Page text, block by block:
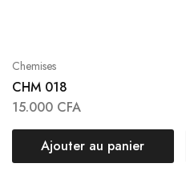
Chemises
CHM 018
15.000 CFA
Ajouter au panier